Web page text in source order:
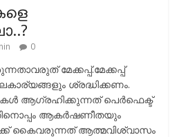
0
മേക്കപ്പ്.മേക്കപ്പ്
ശ്രദ്ധിക്കണം.
ആഗ്രഹിക്കുന്നത് പെര്‍ഫെക്ട്
ആകര്‍ഷണീതയും
കൈവരുന്നത് ആത്മവിശ്വാസം